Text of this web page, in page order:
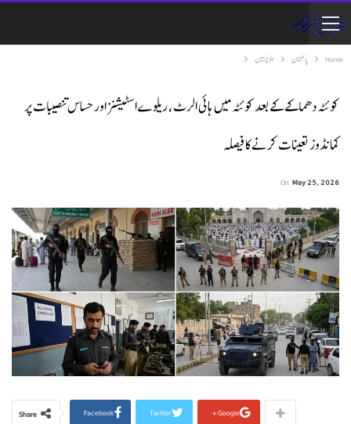
Home پاکستان بلوچستان
کوئٹہ دھماکے کے بعد کوئٹہ میں ہائی الرٹ، ریلوے اسٹیشنز اور حساس تنصیبات پر
کمانڈوز تعینات کرنے کا فیصلہ
On May 25, 2026
Share Facebook Twitter Google+